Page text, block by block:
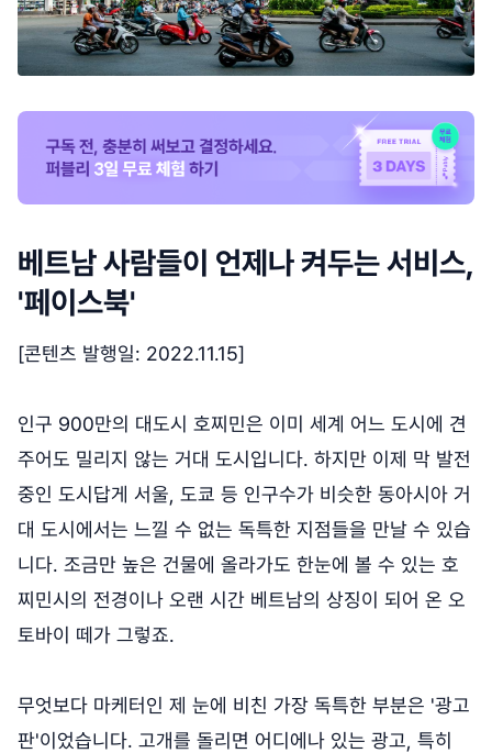
베트남 사람들이 언제나 켜두는 서비스,
'페이스북'
[콘텐츠 발행일: 2022.11.15]
인구 900만의 대도시 호찌민은 이미 세계 어느 도시에 견
주어도 밀리지 않는 거대 도시입니다. 하지만 이제 막 발전
중인 도시답게 서울, 도쿄 등 인구수가 비슷한 동아시아 거
대 도시에서는 느낄 수 없는 독특한 지점들을 만날 수 있습
니다. 조금만 높은 건물에 올라가도 한눈에 볼 수 있는 호
찌민시의 전경이나 오랜 시간 베트남의 상징이 되어 온 오
토바이 떼가 그렇죠.
무엇보다 마케터인 제 눈에 비친 가장 독특한 부분은 '광고
판'이었습니다. 고개를 돌리면 어디에나 있는 광고, 특히